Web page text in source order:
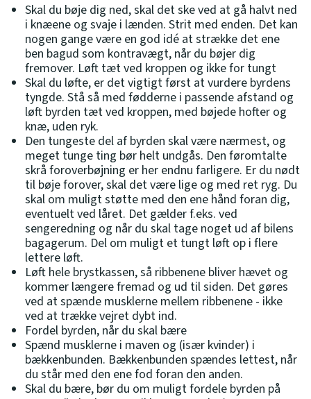
Skal du bøje dig ned, skal det ske ved at gå halvt ned
i knæene og svaje i lænden. Strit med enden. Det kan
nogen gange være en god idé at strække det ene
ben bagud som kontravægt, når du bøjer dig
fremover. Løft tæt ved kroppen og ikke for tungt
Skal du løfte, er det vigtigt først at vurdere byrdens
tyngde. Stå så med fødderne i passende afstand og
løft byrden tæt ved kroppen, med bøjede hofter og
knæ, uden ryk.
Den tungeste del af byrden skal være nærmest, og
meget tunge ting bør helt undgås. Den føromtalte
skrå foroverbøjning er her endnu farligere. Er du nødt
til bøje forover, skal det være lige og med ret ryg. Du
skal om muligt støtte med den ene hånd foran dig,
eventuelt ved låret. Det gælder f.eks. ved
sengeredning og når du skal tage noget ud af bilens
bagagerum. Del om muligt et tungt løft op i flere
lettere løft.
Løft hele brystkassen, så ribbenene bliver hævet og
kommer længere fremad og ud til siden. Det gøres
ved at spænde musklerne mellem ribbenene - ikke
ved at trække vejret dybt ind.
Fordel byrden, når du skal bære
Spænd musklerne i maven og (især kvinder) i
bækkenbunden. Bækkenbunden spændes lettest, når
du står med den ene fod foran den anden.
Skal du bære, bør du om muligt fordele byrden på